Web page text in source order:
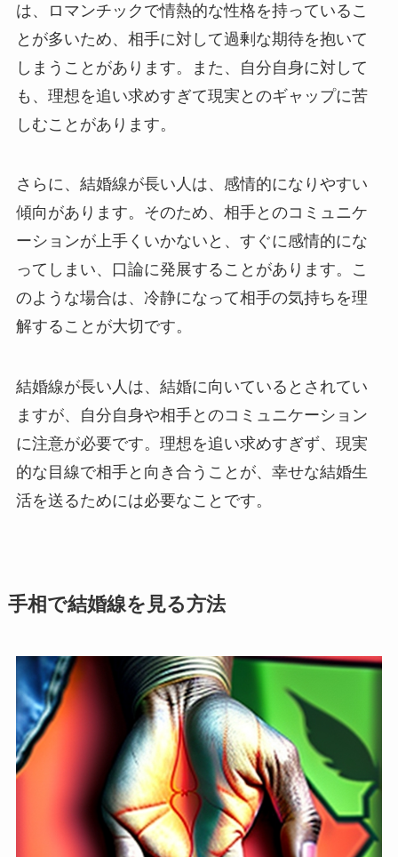
は、ロマンチックで情熱的な性格を持っているこ
とが多いため、相手に対して過剰な期待を抱いて
しまうことがあります。また、自分自身に対して
も、理想を追い求めすぎて現実とのギャップに苦
しむことがあります。
さらに、結婚線が長い人は、感情的になりやすい
傾向があります。そのため、相手とのコミュニケ
ーションが上手くいかないと、すぐに感情的にな
ってしまい、口論に発展することがあります。こ
のような場合は、冷静になって相手の気持ちを理
解することが大切です。
結婚線が長い人は、結婚に向いているとされてい
ますが、自分自身や相手とのコミュニケーション
に注意が必要です。理想を追い求めすぎず、現実
的な目線で相手と向き合うことが、幸せな結婚生
活を送るためには必要なことです。
手相で結婚線を見る方法